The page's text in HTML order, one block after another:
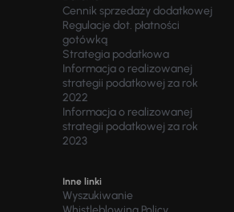
Cennik sprzedaży dodatkowej
Regulacje dot. płatności
gotówką
Strategia podatkowa
Informacja o realizowanej
strategii podatkowej za rok
2022
Informacja o realizowanej
strategii podatkowej za rok
2023
Inne linki
Wyszukiwanie